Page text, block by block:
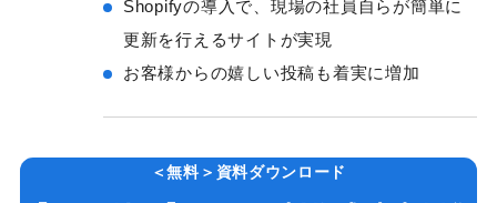
Shopifyの導入で、現場の社員自らが簡単に
更新を行えるサイトが実現
お客様からの嬉しい投稿も着実に増加
＜無料＞資料ダウンロード